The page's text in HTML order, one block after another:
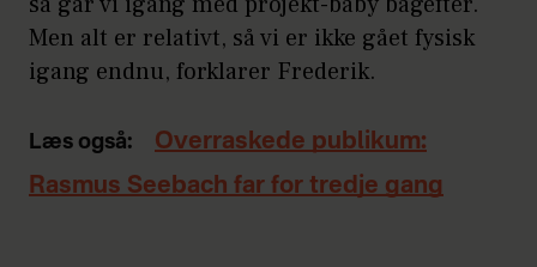
Men alt er relativt, så vi er ikke gået fysisk
igang endnu, forklarer Frederik.
Læs også:
Overraskede publikum:
Rasmus Seebach far for tredje gang